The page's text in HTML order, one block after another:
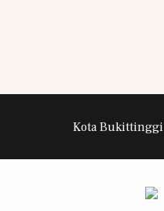
Kota Bukittinggi